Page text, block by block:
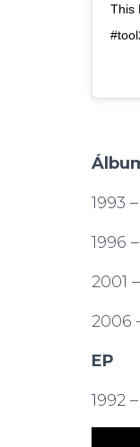
This
1993
1996
2001
2006
EP
1992